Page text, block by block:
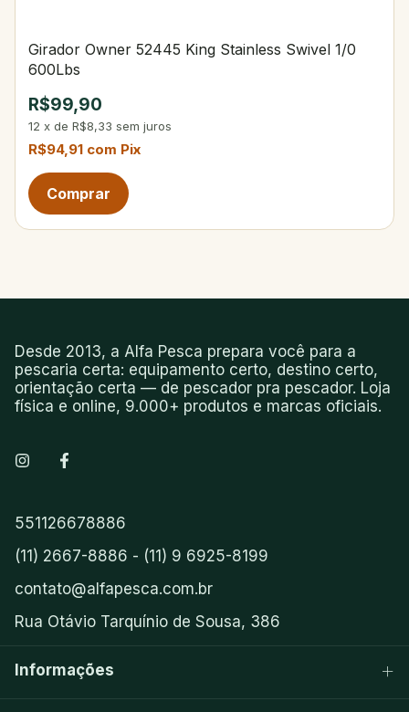
Girador Owner 52445 King Stainless Swivel 1/0
600Lbs
R$99,90
12 x de R$8,33 sem juros
R$94,91 com Pix
Desde 2013, a Alfa Pesca prepara você para a
pescaria certa: equipamento certo, destino certo,
orientação certa — de pescador pra pescador. Loja
física e online, 9.000+ produtos e marcas oficiais.
551126678886
(11) 2667-8886 - (11) 9 6925-8199
contato@alfapesca.com.br
Rua Otávio Tarquínio de Sousa, 386
Informações